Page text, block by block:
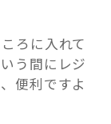
ろに入れて
う間にレジ
便利ですよ